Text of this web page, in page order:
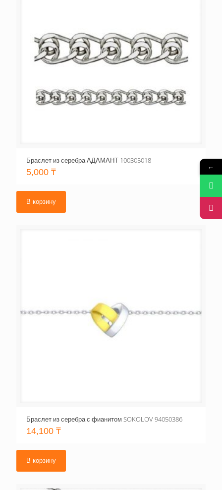
Браслет из серебра АДАМАНТ 100305018
5,000 ₸
В корзину
Браслет из серебра с фианитом SOKOLOV 94050386
14,100 ₸
В корзину
←